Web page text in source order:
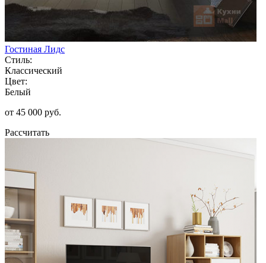
Гостиная Лидс
Стиль:
Классический
Цвет:
Белый
от 45 000 руб.
Рассчитать